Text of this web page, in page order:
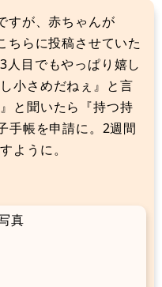
すが、赤ちゃんが
らに投稿させていた
人目でもやっぱり嬉し
小さめだねぇ』と言
と聞いたら『持つ持
手帳を申請に。2週間
ように。